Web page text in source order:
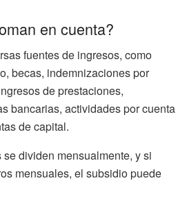
en cuenta?
fuentes de ingresos, como
becas, indemnizaciones por
de prestaciones,
bancarias, actividades por cuenta
de capital.
dividen mensualmente, y si
mensuales, el subsidio puede